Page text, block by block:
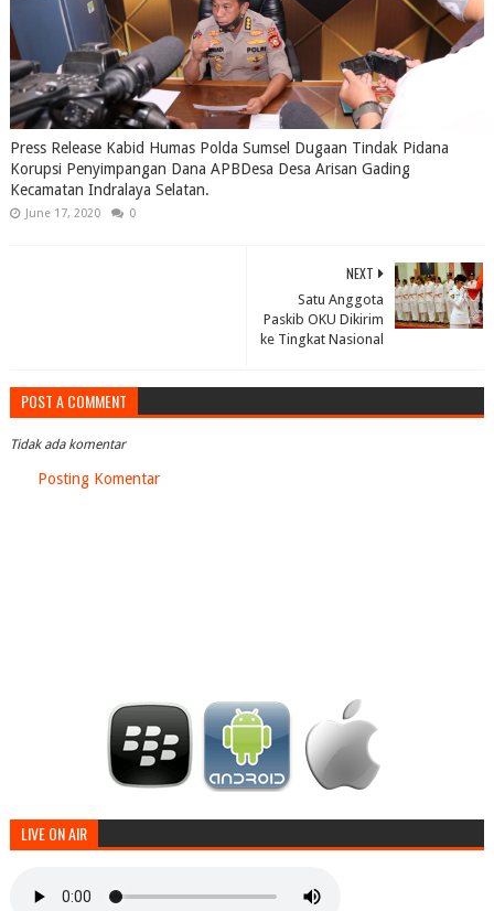
Press Release Kabid Humas Polda Sumsel Dugaan Tindak Pidana
Korupsi Penyimpangan Dana APBDesa Desa Arisan Gading
Kecamatan Indralaya Selatan.
June 17, 2020 0
NEXT
Satu Anggota
Paskib OKU Dikirim
ke Tingkat Nasional
POST A COMMENT
Tidak ada komentar
Posting Komentar
LIVE ON AIR